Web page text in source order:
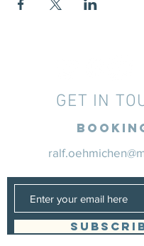
GET IN